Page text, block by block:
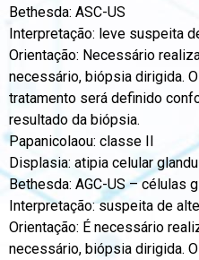
Bethesda: ASC-US
Interpretação: leve suspeita
Orientação: Necessário
necessário, biópsia dirigida. O
tratamento será definido
resultado da biópsia.
Papanicolaou: classe II
Displasia: atipia celular
Bethesda: AGC-US – células
Interpretação: suspeita de
Orientação: É necessário
necessário, biópsia dirigida.